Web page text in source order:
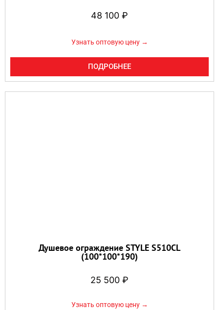
48 100 ₽
Узнать оптовую цену →
ПОДРОБНЕЕ
Душевое ограждение STYLE S510CL
(100*100*190)
25 500 ₽
Узнать оптовую цену →